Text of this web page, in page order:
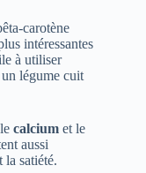
carotène
intéressantes
à utiliser
légume cuit
calcium et le
aussi
la satiété.